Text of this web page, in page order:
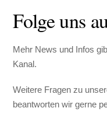
Folge uns
Mehr News und Infos
Kanal.
Weitere Fragen zu
beantworten wir gerne